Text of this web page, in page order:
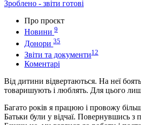
Зроблено - звіти готові
Про проєкт
Новини 9
Донори 35
Звіти та документи12
Коментарі
Від дитини відвертаються. На неї
товаришують і люблять. Для цього
Багато років я працюю і провожу
Батьки були у відчаї. Повернувшись